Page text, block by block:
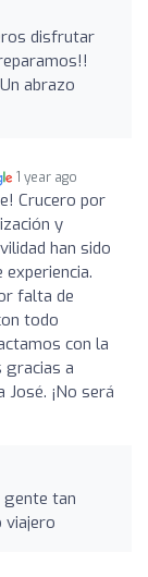
disfrutar
abrazo
1 year ago
Crucero por
y
han sido
falta de
todo
con la
gracias a
¡No será
gente tan
viajero